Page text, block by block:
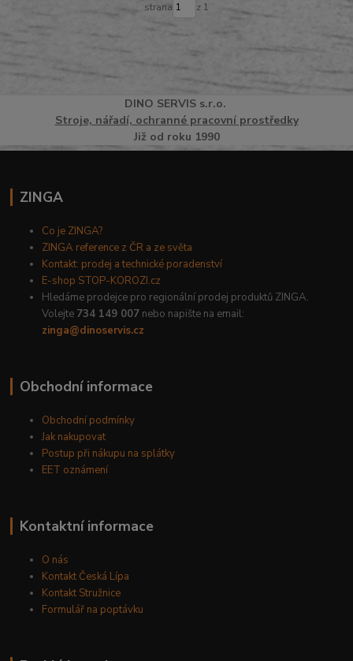
strana z 1
DINO SERVISs.r.o.
Stroje, nářadí, ochranné pracovní prostředky
Již od roku 1990
ZINGA
Co je ZINGA?
ZINGA reference z ČR a ze světa
Kontakt: prodej a technické poradenství
E-shop STOP-KOROZI.cz
Hledáme prodejce pro regionální prodej produktů ZINGA.
Volejte 734 149 007 nebo napište na email:
zinga@dinoservis.cz
Obchodní informace
Obchodní podmínky
Jak nakupovat
Postup při nákupu na splátky
EET oznámení
Kontaktní informace
O nás
Kontakt Česká Lípa
Kontakt Stružnice
Formulář na poptávku